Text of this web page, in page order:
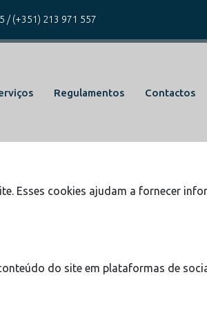
uma boa experiência de navegação
Esses cookies ajudam a fornecer
do site em plataformas de
/ (+351) 213 971 557
Regulamentos Contactos